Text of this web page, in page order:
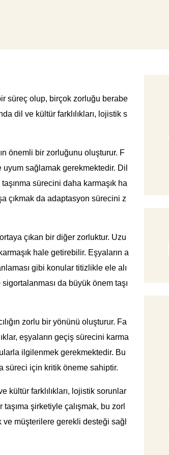
süreç olup, birçok zorluğu berabe
dil ve kültür farklılıkları, lojistik s
önemli bir zorluğunu oluşturur. F
sağlamak gerekmektedir. Dil
sürecini daha karmaşık ha
çıkmak da adaptasyon sürecini z
çıkan bir diğer zorluktur. Uzu
hale getirebilir. Eşyaların a
gibi konular titizlikle ele alı
sigortalanması da büyük önem taşı
zorlu bir yönünü oluşturur. Fa
eşyaların geçiş sürecini karma
ilgilenmek gerekmektedir. Bu
süreci için kritik öneme sahiptir.
kültür farklılıkları, lojistik sorunlar
şirketiyle çalışmak, bu zorl
ve müşterilere gerekli desteği sağl